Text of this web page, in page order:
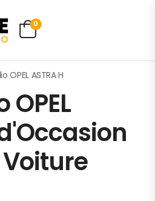
0
OPEL ASTRA H